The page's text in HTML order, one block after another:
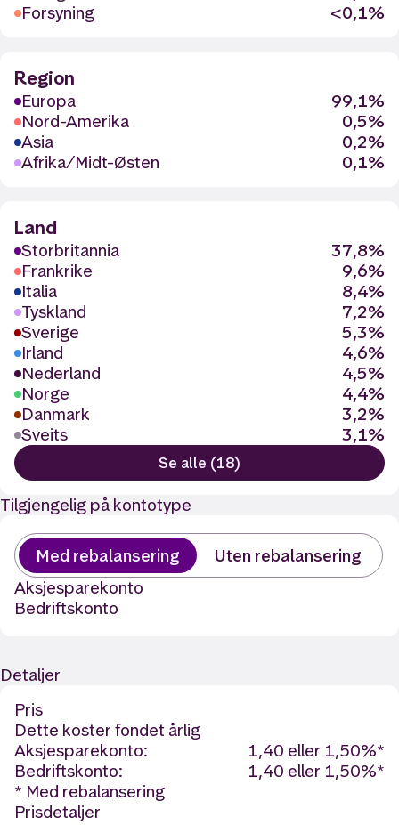
Forsyning
<0,1%
Region
Europa
99,1%
Nord-Amerika
0,5%
Asia
0,2%
Afrika/Midt-Østen
0,1%
Land
Storbritannia
37,8%
Frankrike
9,6%
Italia
8,4%
Tyskland
7,2%
Sverige
5,3%
Irland
4,6%
Nederland
4,5%
Norge
4,4%
Danmark
3,2%
Sveits
3,1%
Se alle (18)
Tilgjengelig på kontotype
Med rebalansering
Uten rebalansering
Aksjesparekonto
Bedriftskonto
Detaljer
Pris
Dette koster fondet årlig
Aksjesparekonto:
1,40 eller 1,50%*
Bedriftskonto:
1,40 eller 1,50%*
* Med rebalansering
Prisdetaljer